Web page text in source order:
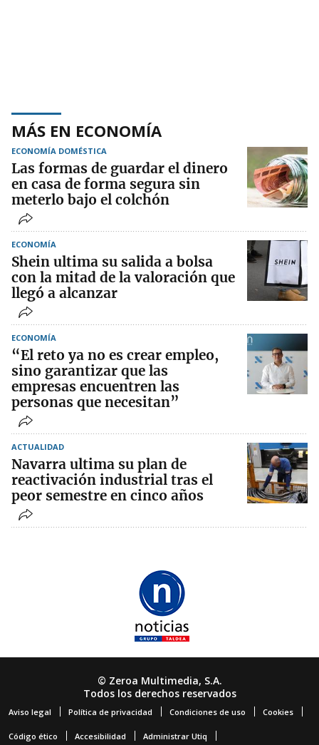
MÁS EN ECONOMÍA
ECONOMÍA DOMÉSTICA
Las formas de guardar el dinero
en casa de forma segura sin
meterlo bajo el colchón
ECONOMÍA
Shein ultima su salida a bolsa
con la mitad de la valoración que
llegó a alcanzar
ECONOMÍA
“El reto ya no es crear empleo,
sino garantizar que las
empresas encuentren las
personas que necesitan”
ACTUALIDAD
Navarra ultima su plan de
reactivación industrial tras el
peor semestre en cinco años
© Zeroa Multimedia, S.A.
Todos los derechos reservados
Aviso legal Política de privacidad Condiciones de uso Cookies
Código ético Accesibilidad Administrar Utiq